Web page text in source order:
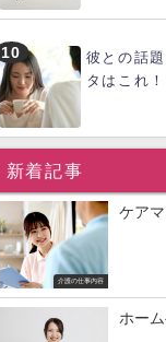
彼との話
タはこれ！
新着記事
介護の仕事内容
ケア
ホー